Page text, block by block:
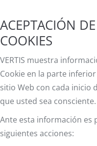
ACEPTACIÓN
COOKIES
VERTIS muestra
Cookie en la parte
sitio Web con cada inicio
que usted sea consciente.
Ante esta información es
siguientes acciones: